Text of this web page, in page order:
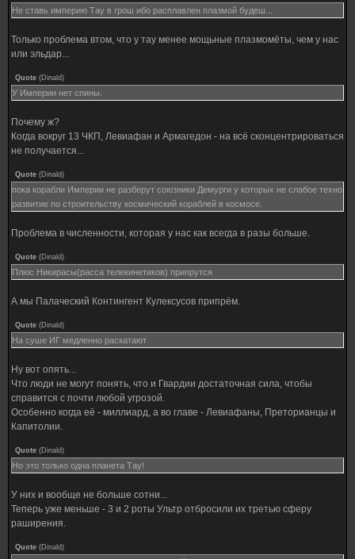
Не ставь империю Тау в грош ибо расплавлен плазмой будеш...
Только проблема втом, что у тау менее мощьные плазмомёты, чем у нас
или эльдар...
Quote (Dinald)
У Империи нет спины.
Почему ж?
Когда вокруг 13 ЧКП, Левиафан и Армагедон - на всё сконцентрироваться
не получается...
Quote (Dinald)
пока корабли Империи не разберут союзники Демурги у которых не слабое техно
развитие по строительству космический кораблей в космосе.
Проблема в численности, которая у нас как всегда в разы больше.
Quote (Dinald)
Плюс Никирасы(расса телекинетиков) припрутся
А мы Палаческий Контингент Кулексусов припрём.
Quote (Dinald)
На суше ИГ медленно раскатают
Ну вот опять...
Что люди не могут понять, что и Гвардии достаточная сила, чтобы
справится с почти любой угрозой.
Особенно когда её - миллиард, а во главе - Левиафаны, Преторианцы и
Капитолии.
Quote (Dinald)
Но это только одна планета Тау!
У них и вообще не больше сотни...
Теперь уже меньше - 3 и 2 роты Ультр отбросили их третью сферу
раширения.
Quote (Dinald)